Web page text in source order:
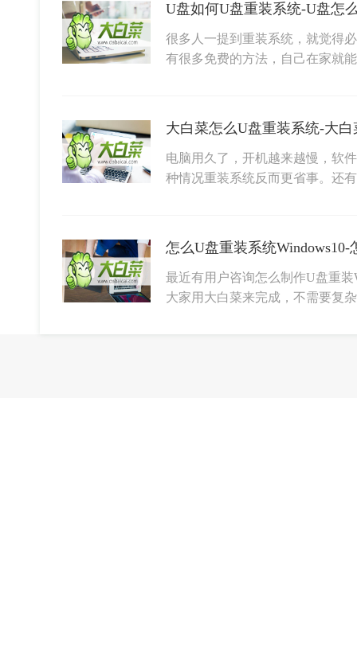
U盘如何U盘重装系统-U盘怎
很多人一提到重装系统，就觉得
有很多免费的方法，自己在家就
大白菜怎么U盘重装系统-大
电脑用久了，开机越来越慢，软
种情况重装系统反而更省事。还
最近有用户咨询怎么制作U盘重
大家用大白菜来完成，不需要复